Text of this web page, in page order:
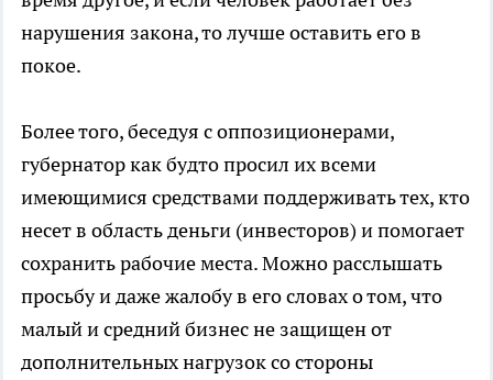
нарушения закона, то лучше оставить его в
покое.
Более того, беседуя с оппозиционерами,
губернатор как будто просил их всеми
имеющимися средствами поддерживать тех, кто
несет в область деньги (инвесторов) и помогает
сохранить рабочие места. Можно расслышать
просьбу и даже жалобу в его словах о том, что
малый и средний бизнес не защищен от
дополнительных нагрузок со стороны